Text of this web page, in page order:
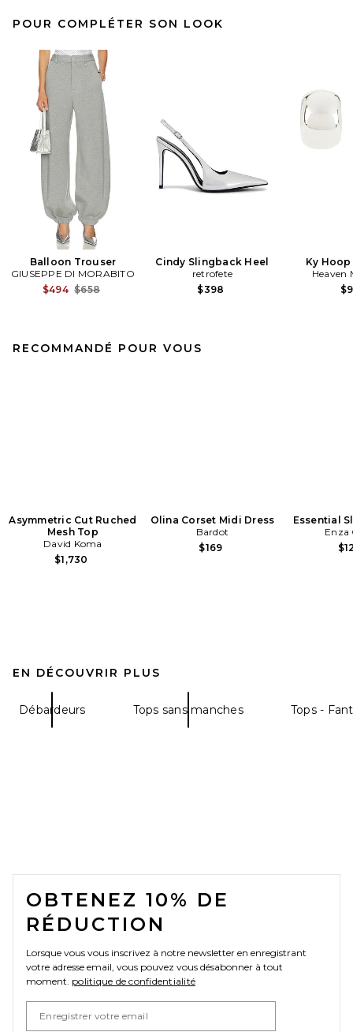
POUR COMPLÉTER SON LOOK
Balloon Trouser
GIUSEPPE DI MORABITO
$494 Previous price:
$658
Cindy Slingback Heel
retrofete
$398
Ky
Heaven
RECOMMANDÉ POUR VOUS
Asymmetric Cut Ruched
Mesh Top
David Koma
$1,730
Olina Corset Midi Dress
Bardot
$169
Essential
Enza
EN DÉCOUVRIR PLUS
Débardeurs Tops sans manches Tops -
FOOTER
OBTENEZ 10% DE
RÉDUCTION
Lorsque vous vous inscrivez à notre newsletter en enregistrant
votre adresse email, vous pouvez vous désabonner à tout
moment. politique de confidentialité